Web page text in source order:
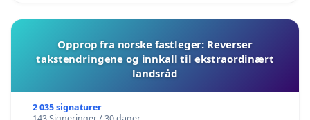
Opprop fra norske fastleger: Reverser
takstendringene og innkall til ekstraordinært
landsråd
2 035 signaturer